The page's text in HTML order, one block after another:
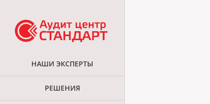
НАШИ ЭКСПЕРТЫ
РЕШЕНИЯ